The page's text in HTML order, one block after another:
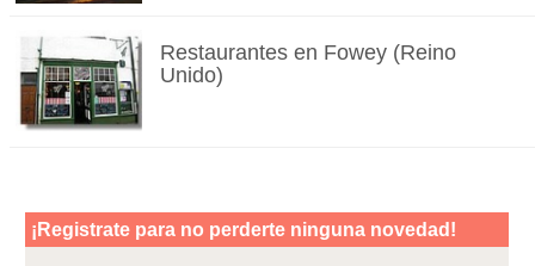
Restaurantes en Fowey (Reino
Unido)